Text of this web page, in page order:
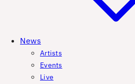
News
Artists
Events
Live